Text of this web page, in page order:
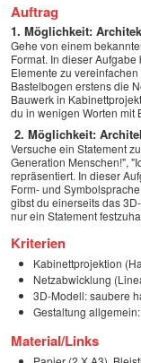
Auftrag
1. Möglichkeit:
Gehe von einem
Format. In dieser
Elemente zu
Bastelbogen erstens die
Bauwerk in
du in wenigen Worten mit
2. Möglichkeit:
Versuche ein Statement
Generation Menschen!",
repräsentiert. In dieser
Form- und
gibst du einerseits das
nur ein Statement
Kriterien
Kabinettprojektion
Netzabwicklung
3D-Modell: saubere
Gestaltung
Material/Links